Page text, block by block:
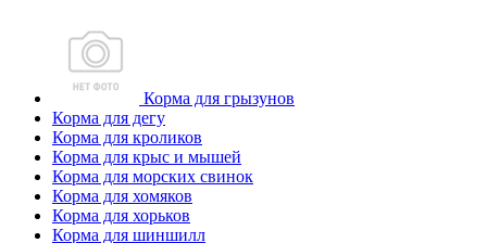
Корма для грызунов
Корма для дегу
Корма для кроликов
Корма для крыс и мышей
Корма для морских свинок
Корма для хомяков
Корма для хорьков
Корма для шиншилл